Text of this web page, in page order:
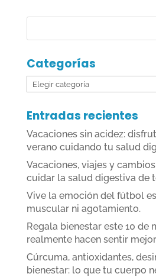
Categorías
Categorías
Entradas recientes
Vacaciones sin acidez:
verano cuidando tu salud
Vacaciones, viajes y
cuidar la salud digestiva de
Vive la emoción del fútbol
muscular ni agotamiento.
Regala bienestar este 10 de
realmente hacen sentir
Cúrcuma, antioxidantes,
bienestar: lo que tu cuerpo